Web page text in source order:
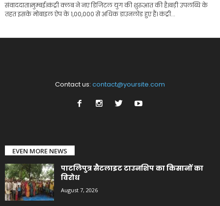
संवाददाता।मुम्बई।कंट्री क्लब ने नए डिजिटल युग की शुरुआत की है।बड़ी उपलब्धि के
तहत इसके मोबाइल ऐप के 1,00,000 से अधिक डाउनलोड हुए हैं। कंट्री...
Contact us: contact@yoursite.com
EVEN MORE NEWS
पाटलिपुत्र सैटलाइट टाउनशिप का किसानों का
विरोध
August 7, 2026